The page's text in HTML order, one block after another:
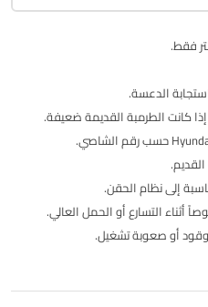
فقط.
الدعسة.
كانت الطرمبة القديمة ضعيفة.
إلى نظام الحقن.
التسارع أو الحمل العالي.
أو صعوبة تشغيل.